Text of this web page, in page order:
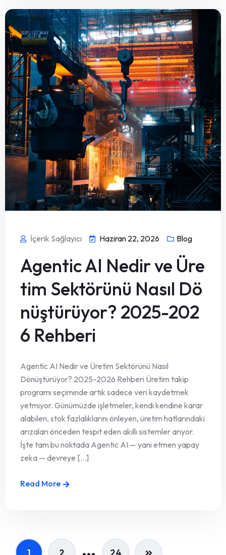
İçerik Sağlayıcı Haziran 22, 2026 Blog
Agentic AI Nedir ve Üre
tim Sektörünü Nasıl Dö
nüştürüyor? 2025-202
6 Rehberi
Agentic AI Nedir ve Üretim Sektörünü Nasıl
Dönüştürüyor? 2025-2026 Rehberi Üretim takip
programı seçiminde artık sadece veri kaydetmek
yetmiyor. Günümüzde işletmeler, kendi kendine karar
alabilen, stok fazlalıklarını önleyen, üretim hatlarındaki
arızaları önceden tespit eden akıllı sistemler arıyor.
İşte tam bu noktada Agentic AI — yani etmen yapay
zeka — devreye [...]
Read More
…